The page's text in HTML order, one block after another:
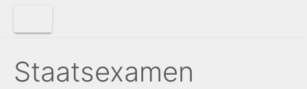
Staatsexamen